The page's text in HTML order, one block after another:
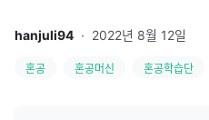
hanjuli94 · 2022년 8월 12일
혼공 혼공머신 혼공학습단